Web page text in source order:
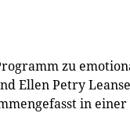
zu
Ellen Petry
in